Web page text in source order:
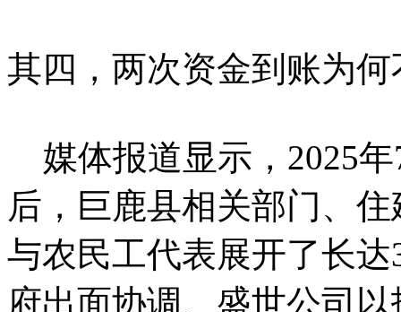
其四，两次资金到账为
媒体报道显示，2025
后，巨鹿县相关部门、
与农民工代表展开了长
府出面协调、盛世公司